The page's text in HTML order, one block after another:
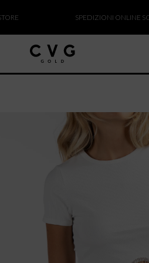
SPEDIZIONI ONLINE SOSPESE